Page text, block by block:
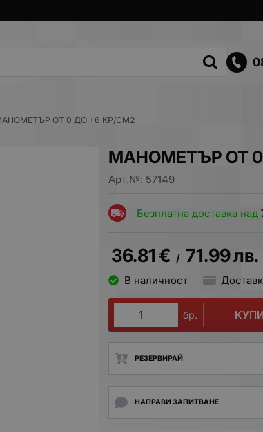
ОТ 0 ДО +6 KP/CM2
МАНОМЕТЪР ОТ 0
Арт.№: 57149
Безплатна доставка над
36.81 € / 71.99лв.
В наличност
бр.
РЕЗЕРВИРАЙ
НАПРАВИ ЗАПИТВАНЕ